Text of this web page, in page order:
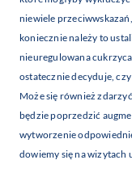
niewiele
koniecznie należy to
nieuregulowana
ostatecznie decyduje,
Może się również
będzie poprzedzić
wytworzenie
dowiemy się na wizytach